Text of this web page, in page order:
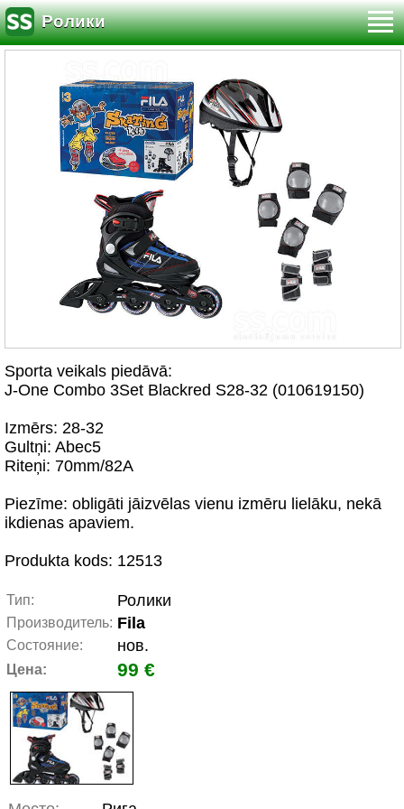
Ролики
Sporta veikals piedāvā:
J-One Combo 3Set Blackred S28-32 (010619150)
Izmērs: 28-32
Gultņi: Abec5
Riteņi: 70mm/82A
Piezīme: obligāti jāizvēlas vienu izmēru lielāku, nekā
ikdienas apaviem.
Produkta kods: 12513
Тип: Ролики
Производитель: Fila
Состояние: нов.
Цена: 99 €